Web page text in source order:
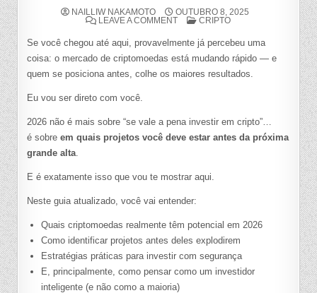
NAILLIW NAKAMOTO
OUTUBRO 8, 2025
LEAVE A COMMENTON
CRIPTOMOEDAS
COM
MAIOR
POTENCIAL
DE
POSTED
CRIPTO
Se você chegou até aqui, provavelmente já percebeu uma
coisa: o mercado de criptomoedas está mudando rápido — e
quem se posiciona antes, colhe os maiores resultados.
Eu vou ser direto com você.
2026 não é mais sobre “se vale a pena investir em cripto”…
é sobreem quais projetos você deve estar antes da próxima
grande alta
E é exatamente isso que vou te mostrar aqui.
Neste guia atualizado, você vai entender:
Quais criptomoedas realmente têm potencial em 2026
Como identificar projetos antes deles explodirem
Estratégias práticas para investir com segurança
E, principalmente, como pensar como um investidor
inteligente (e não como a maioria)